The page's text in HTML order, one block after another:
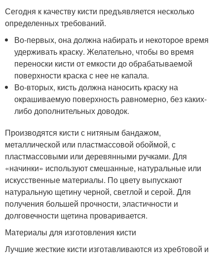
Сегодня к качеству кисти предъявляется несколько
определенных требований.
Во-первых, она должна набирать и некоторое время
удерживать краску. Желательно, чтобы во время
переноски кисти от емкости до обрабатываемой
поверхности краска с нее не капала.
Во-вторых, кисть должна наносить краску на
окрашиваемую поверхность равномерно, без каких-
либо дополнительных доводок.
Производятся кисти с нитяным бандажом,
металлической или пластмассовой обоймой, с
пластмассовыми или деревянными ручками. Для
«начинки» используют смешанные, натуральные или
искусственные материалы. По цвету выпускают
натуральную щетину черной, светлой и серой. Для
получения большей прочности, эластичности и
долговечности щетина проваривается.
Материалы для изготовления кисти
Лучшие жесткие кисти изготавливаются из хребтовой и